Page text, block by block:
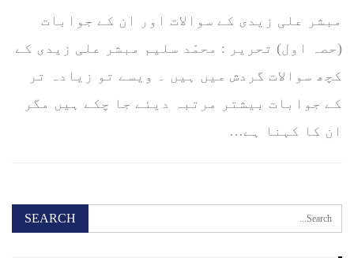
مبشر علی زیدی کے سوالات اور ان کے جوابات
(حصہ اول) تحریر : محمّد سلیم مبشر علی زیدی کے
کچھ سوالات گردش میں ہیں ۔ ویسے تو زیادہ تر
کے جوابات بیشتر مرتبہ دیئے جا چکے ہیں مگر
ان کا کہنا ہے…